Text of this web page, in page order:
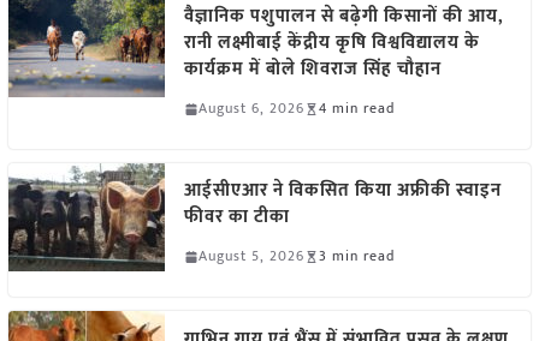
वैज्ञानिक पशुपालन से बढ़ेगी किसानों की आय,
रानी लक्ष्मीबाई केंद्रीय कृषि विश्वविद्यालय के
कार्यक्रम में बोले शिवराज सिंह चौहान
August 6, 2026 4 min read
आईसीएआर ने विकसित किया अफ्रीकी स्वाइन
फीवर का टीका
August 5, 2026 3 min read